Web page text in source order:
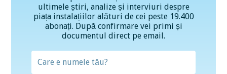
ultimele știri, analize și interviuri despre
piața instalațiilor alături de cei peste 19.400
abonați. După confirmare vei primi și
documentul direct pe email.